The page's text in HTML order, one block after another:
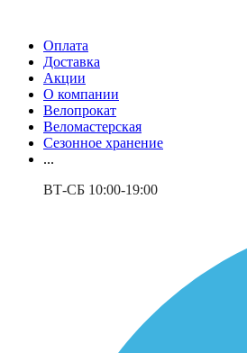
Оплата
Доставка
Акции
О компании
Велопрокат
Веломастерская
Сезонное хранение
...
ВТ-СБ 10:00-19:00